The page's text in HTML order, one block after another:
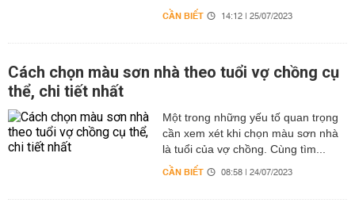
CẦN BIẾT 14:12 | 25/07/2023
Cách chọn màu sơn nhà theo tuổi vợ chồng cụ
thể, chi tiết nhất
Một trong những yếu tố quan trọng
cần xem xét khi chọn màu sơn nhà
là tuổi của vợ chồng. Cùng tìm...
CẦN BIẾT 08:58 | 24/07/2023